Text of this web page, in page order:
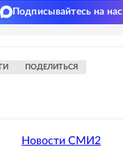
Подписывайтесь на нас
ПОДЕЛИТЬСЯ
Новости СМИ2